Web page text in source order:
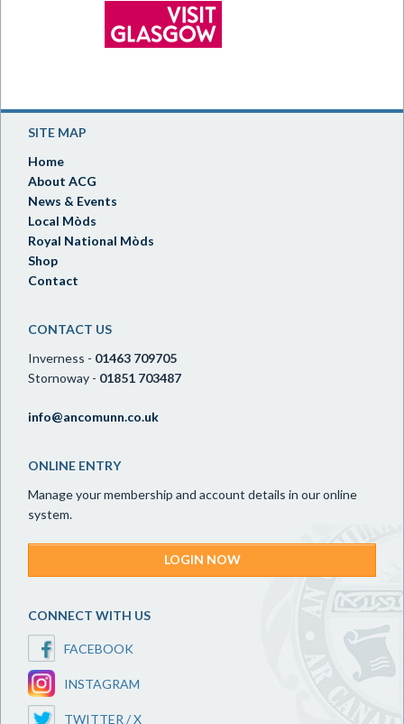
SITE MAP
Home
About ACG
News & Events
Local Mòds
Royal National Mòds
Shop
Contact
CONTACT US
Inverness - 01463 709705
Stornoway - 01851 703487
info@ancomunn.co.uk
ONLINE ENTRY
Manage your membership and account details in our online
system.
LOGIN NOW
CONNECT WITH US
FACEBOOK
INSTAGRAM
TWITTER / X